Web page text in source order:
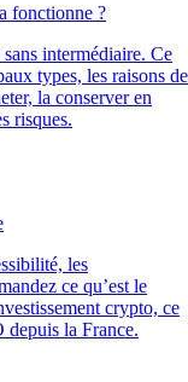
fonctionne ?
intermédiaire. Ce
types, les raisons de
la conserver en
risques.
les
ce qu’est le
crypto, ce
depuis la France.